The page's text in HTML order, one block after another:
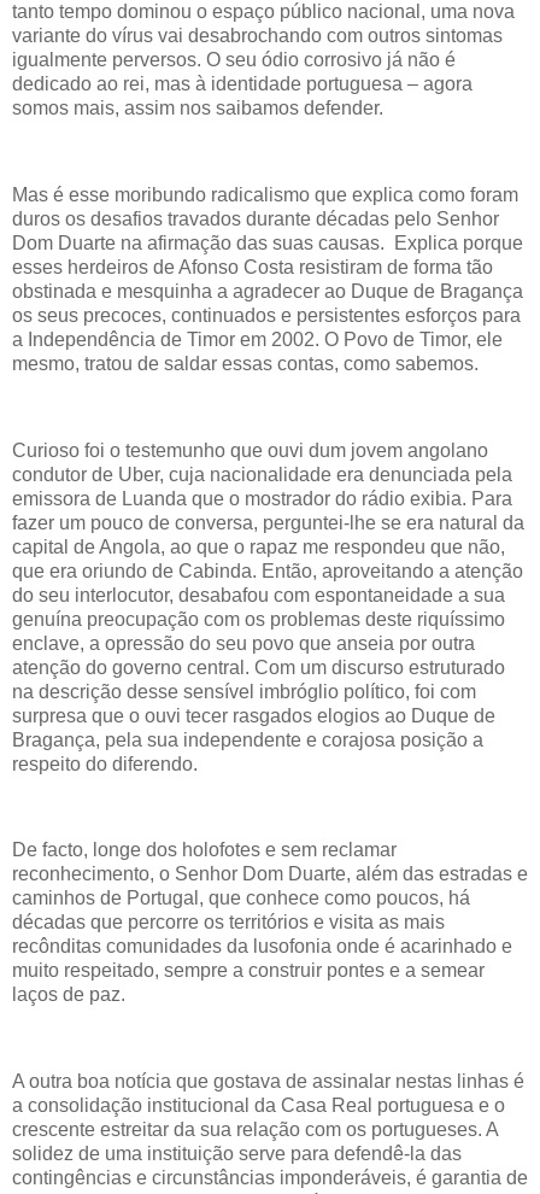
tanto tempo dominou o espaço público nacional, uma nova
variante do vírus vai desabrochando com outros sintomas
igualmente perversos. O seu ódio corrosivo já não é
dedicado ao rei, mas à identidade portuguesa – agora
somos mais, assim nos saibamos defender.
Mas é esse moribundo radicalismo que explica como foram
duros os desafios travados durante décadas pelo Senhor
Dom Duarte na afirmação das suas causas. Explica porque
esses herdeiros de Afonso Costa resistiram de forma tão
obstinada e mesquinha a agradecer ao Duque de Bragança
os seus precoces, continuados e persistentes esforços para
a Independência de Timor em 2002. O Povo de Timor, ele
mesmo, tratou de saldar essas contas, como sabemos.
Curioso foi o testemunho que ouvi dum jovem angolano
condutor de Uber, cuja nacionalidade era denunciada pela
emissora de Luanda que o mostrador do rádio exibia. Para
fazer um pouco de conversa, perguntei-lhe se era natural da
capital de Angola, ao que o rapaz me respondeu que não,
que era oriundo de Cabinda. Então, aproveitando a atenção
do seu interlocutor, desabafou com espontaneidade a sua
genuína preocupação com os problemas deste riquíssimo
enclave, a opressão do seu povo que anseia por outra
atenção do governo central. Com um discurso estruturado
na descrição desse sensível imbróglio político, foi com
surpresa que o ouvi tecer rasgados elogios ao Duque de
Bragança, pela sua independente e corajosa posição a
respeito do diferendo.
De facto, longe dos holofotes e sem reclamar
reconhecimento, o Senhor Dom Duarte, além das estradas e
caminhos de Portugal, que conhece como poucos, há
décadas que percorre os territórios e visita as mais
recônditas comunidades da lusofonia onde é acarinhado e
muito respeitado, sempre a construir pontes e a semear
laços de paz.
A outra boa notícia que gostava de assinalar nestas linhas é
a consolidação institucional da Casa Real portuguesa e o
crescente estreitar da sua relação com os portugueses. A
solidez de uma instituição serve para defendê-la das
contingências e circunstâncias imponderáveis, é garantia de